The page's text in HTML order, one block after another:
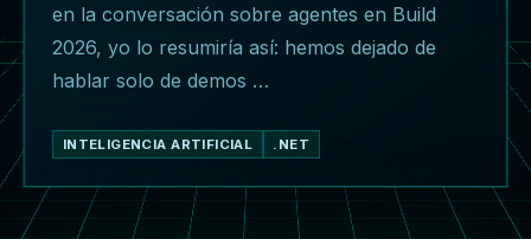
en la conversación sobre agentes en Build
2026, yo lo resumiría así: hemos dejado de
hablar solo de demos …
INTELIGENCIA ARTIFICIAL .NET